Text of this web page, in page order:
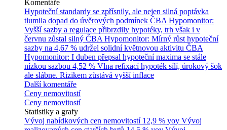
Komentáře
Hypoteční standardy se zpřísnily, ale nejen silná poptávka
tlumila dopad do úvěrových podmínek ČBA Hypomonitor:
Vyšší sazby a regulace přibrzdily hypotéky, trh však i v
červnu zůstal silný ČBA Hypomonitor: Mírný růst hypoteční
sazby na 4,67 % udržel solidní květnovou aktivitu ČBA
Hypomonitor: I duben přepsal hypoteční maxima se stále
nízkou sazbou 4,52 % Vlna refixací hypoték sílí, úrokový šok
ale slábne. Rizikem zůstává vyšší inflace
Další komentáře
Ceny nemovitostí
Ceny nemovitostí
Statistiky a grafy
Vývoj nabídkových cen nemovitostí 12,9 % yoy Vývoj